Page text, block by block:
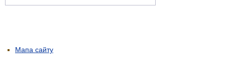
Мапа сайту